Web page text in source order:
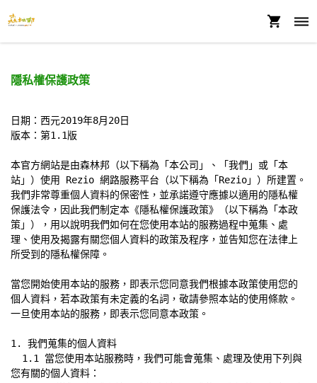
隱私權保護政策
日期：西元2019年8月20日
版本：第1.1版
本官方網站是由森林邦（以下稱為「本公司」、「我們」或「本
站」）使用 Rezio 網路服務平台（以下稱為「Rezio」）所建置。
我們非常尊重個人資料的保密性，並承諾遵守應據以適用的隱私權
保護法令，因此我們制定本《隱私權保護政策》（以下稱為「本政
策」），用以說明我們如何在您使用本站的服務過程中蒐集、處
理、使用及揭露有關您個人資料的政策及程序，並告知您在法律上
所受到的隱私權保障。
當您開始使用本站的服務，即表示您同意我們根據本政策使用您的
個人資料，若本政策有未定義的名詞，敬請參照本站的使用條款。
一旦使用本站的服務，即表示您同意本政策。
1. 我們蒐集的個人資料
您有關的個人資料：